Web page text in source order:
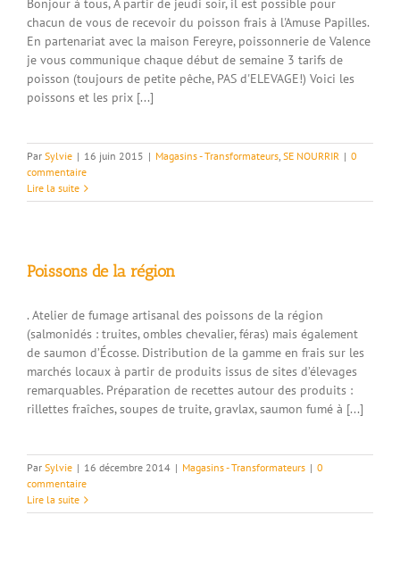
Bonjour à tous, A partir de jeudi soir, il est possible pour
chacun de vous de recevoir du poisson frais à l'Amuse Papilles.
En partenariat avec la maison Fereyre, poissonnerie de Valence
je vous communique chaque début de semaine 3 tarifs de
poisson (toujours de petite pêche, PAS d'ELEVAGE!) Voici les
poissons et les prix [...]
Par Sylvie | 16 juin 2015 | Magasins - Transformateurs, SE NOURRIR | 0
commentaire
Lire la suite
Poissons de la région
. Atelier de fumage artisanal des poissons de la région
(salmonidés : truites, ombles chevalier, féras) mais également
de saumon d’Écosse. Distribution de la gamme en frais sur les
marchés locaux à partir de produits issus de sites d’élevages
remarquables. Préparation de recettes autour des produits :
rillettes fraîches, soupes de truite, gravlax, saumon fumé à [...]
Par Sylvie | 16 décembre 2014 | Magasins - Transformateurs | 0
commentaire
Lire la suite